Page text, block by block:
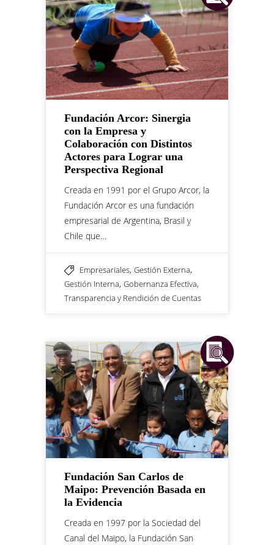
Fundación Arcor: Sinergia
con la Empresa y
Colaboración con Distintos
Actores para Lograr una
Perspectiva Regional
Creada en 1991 por el Grupo Arcor, la
Fundación Arcor es una fundación
empresarial de Argentina, Brasil y
Chile que…
Empresariales, Gestión Externa,
Gestión Interna, Gobernanza Efectiva,
Transparencia y Rendición de Cuentas
Fundación San Carlos de
Maipo: Prevención Basada en
la Evidencia
Creada en 1997 por la Sociedad del
Canal del Maipo, la Fundación San